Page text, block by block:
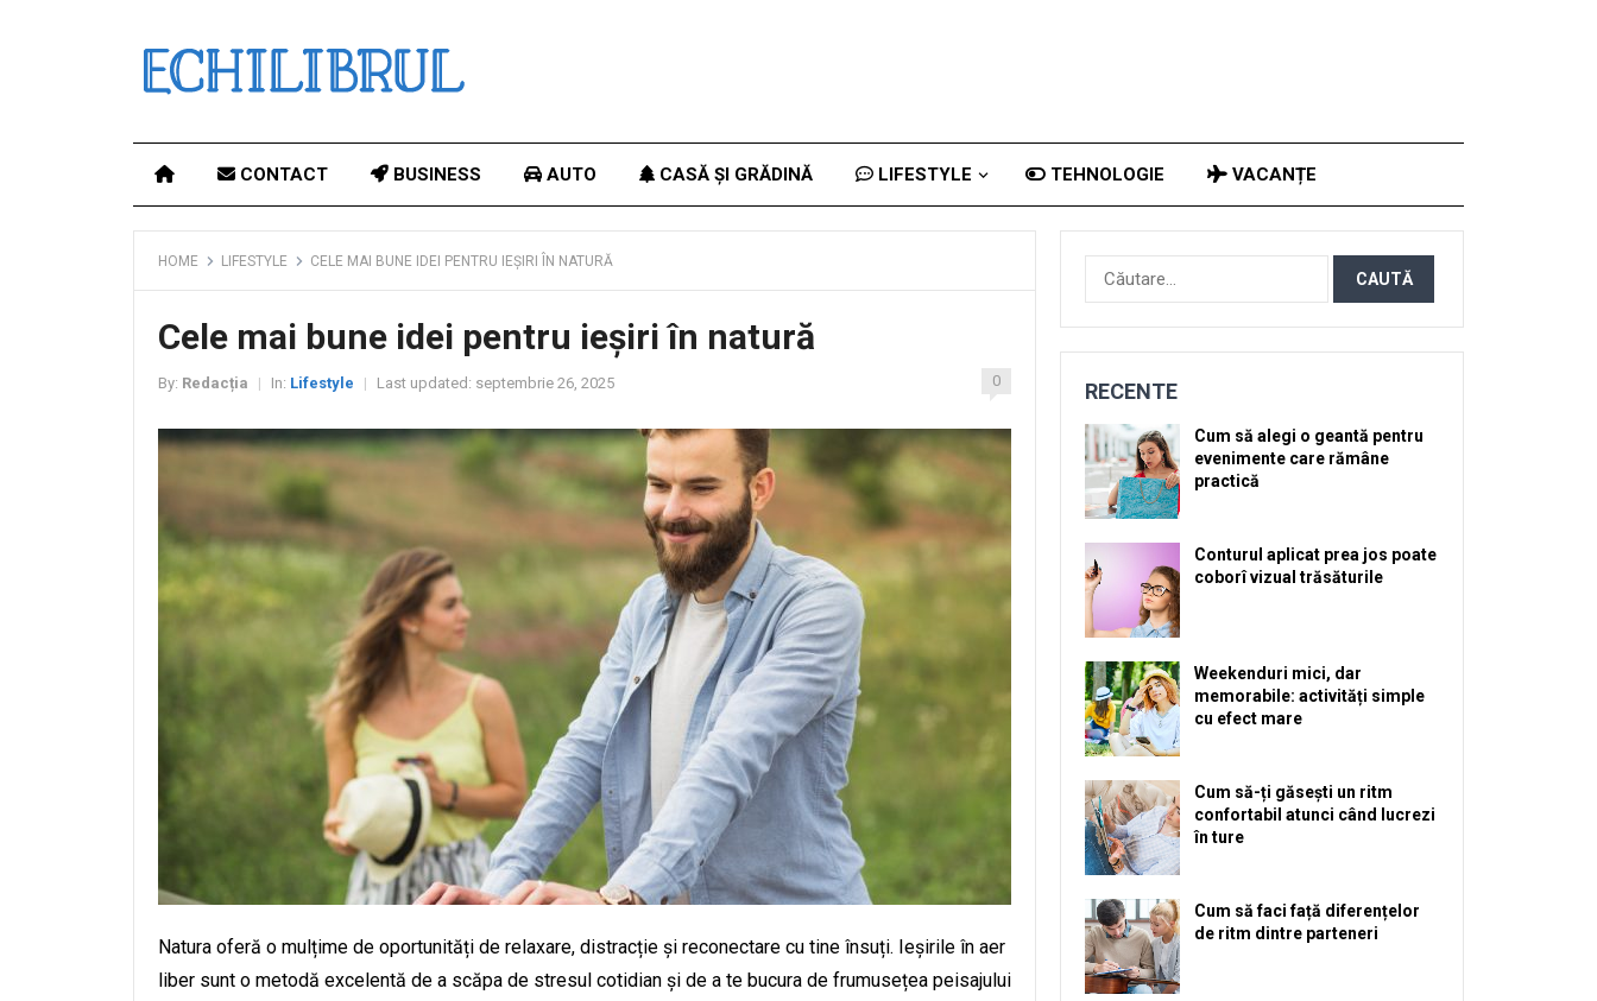
CONTACT BUSINESS AUTO CASĂ ȘI GRĂDINĂ LIFESTYLE TEHNOLOGIE VACANȚE
HOME LIFESTYLE CELE MAI BUNE IDEI PENTRU IEȘIRI ÎN NATURĂ
Cele mai bune idei pentru ieșiri în natură
By: Redacția In: Lifestyle Last updated: septembrie 26, 2025 0
Natura oferă o mulțime de oportunități de relaxare, distracție și reconectare cu tine însuți. Ieșirile în aer
liber sunt o metodă excelentă de a scăpa de stresul cotidian și de a te bucura de frumusețea peisajului
Caută
după:
RECENTE
Cum să alegi o geantă pentru
evenimente care rămâne
practică
Conturul aplicat prea jos poate
coborî vizual trăsăturile
Weekenduri mici, dar
memorabile: activități simple
cu efect mare
Cum să-ți găsești un ritm
confortabil atunci când lucrezi
în ture
Cum să faci față diferențelor
de ritm dintre parteneri